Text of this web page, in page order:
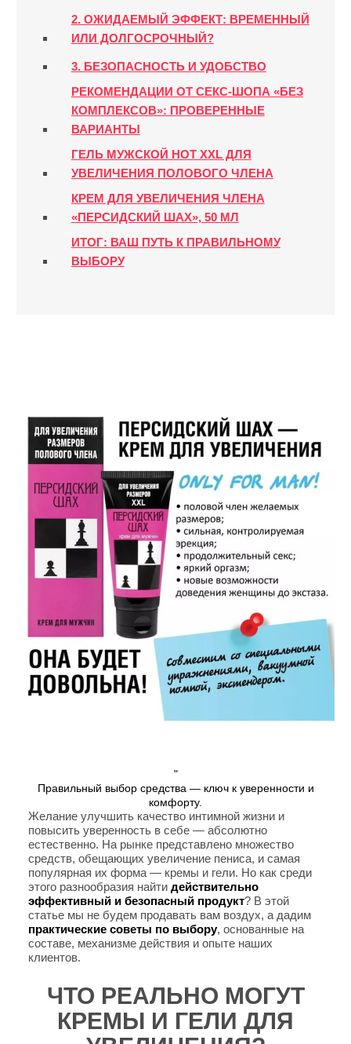
2. ОЖИДАЕМЫЙ ЭФФЕКТ: ВРЕМЕННЫЙ
ИЛИ ДОЛГОСРОЧНЫЙ?
3. БЕЗОПАСНОСТЬ И УДОБСТВО
РЕКОМЕНДАЦИИ ОТ СЕКС-ШОПА «БЕЗ
КОМПЛЕКСОВ»: ПРОВЕРЕННЫЕ
ВАРИАНТЫ
ГЕЛЬ МУЖСКОЙ HOT XXL ДЛЯ
УВЕЛИЧЕНИЯ ПОЛОВОГО ЧЛЕНА
КРЕМ ДЛЯ УВЕЛИЧЕНИЯ ЧЛЕНА
«ПЕРСИДСКИЙ ШАХ», 50 МЛ
ИТОГ: ВАШ ПУТЬ К ПРАВИЛЬНОМУ
ВЫБОРУ
"
Правильный выбор средства — ключ к уверенности и
комфорту.
Желание улучшить качество интимной жизни и
повысить уверенность в себе — абсолютно
естественно. На рынке представлено множество
средств, обещающих увеличение пениса, и самая
популярная их форма — кремы и гели. Но как среди
этого разнообразия найти действительно
эффективный и безопасный продукт? В этой
статье мы не будем продавать вам воздух, а дадим
практические советы по выбору, основанные на
составе, механизме действия и опыте наших
клиентов.
ЧТО РЕАЛЬНО МОГУТ
КРЕМЫ И ГЕЛИ ДЛЯ